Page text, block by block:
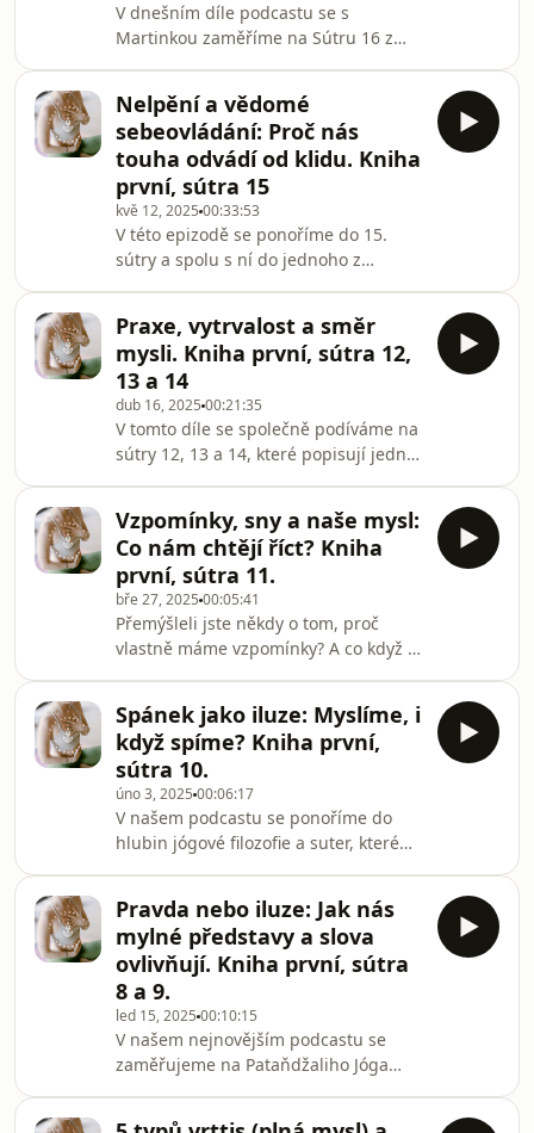
V dnešním díle podcastu se s
Martinkou zaměříme na Sútru 16 z
mysli. Vysvětlíme, co znamená umět
se oprostit od svých tužeb a
vzpomínek, které nás spojují s
minulostí. Jak můžeme trénovat mysl,
aby přestala lpět na věcech, které
nám již neslouží, a jak nám jóga
pomáhá překonávat závislosti na
starých vzorcích?Tento díl přináší ne
Nelpění a vědomé
sebeovládání: Proč nás
touha odvádí od klidu. Kniha
první, sútra 15
kvě 12, 2025 00:33:53
V této epizodě se ponoříme do 15.
sútry a spolu s ní do jednoho z
tom, jak vypadáme na podložce, nebo
na tom, aby nás druzí měli rádi?A jak
nás tohle všechno vzdaluje od
přítomnosti, klidu i radosti?Dozvíte se:
🌿 proč i touha po svobodě může být
poutem🌿 jak rozpoznat sobeckou vs.
nesobeckou touhu🌿 proč i jógová
praxe může být plná oče
Praxe, vytrvalost a směr
mysli. Kniha první, sútra 12,
13 a 14
dub 16, 2025 00:21:35
V tomto díle se společně podíváme na
sútry 12, 13 a 14, které popisují jednu
který nás vede k vnitřnímu poznání.Co
znamená skutečná praxe? Jak ji
uchopit v každodennosti? A co je pro
jogína klíčové při ovládání myšlenek?
Pojďte se zaposlouchat – možná
zjistíte, že ta největší síla je v prosté
vytrvalosti.
Vzpomínky, sny a naše mysl:
Co nám chtějí říct? Kniha
první, sútra 11.
bře 27, 2025 00:05:41
Přemýšleli jste někdy o tom, proč
vlastně máme vzpomínky? A co když i
dnešním dílu podcastu se ponoříme
právě do těchto otázek a společně
budeme odhalovat hlubší smysl
vzpomínek a snění. Krok za krokem se
také blížíme k otázce, která nás
všechny tolik zajímá – jak můžeme
lépe ovládat svou mysl?
Spánek jako iluze: Myslíme, i
když spíme? Kniha první,
sútra 10.
úno 3, 2025 00:06:17
V našem podcastu se ponoříme do
hlubin jógové filozofie a suter, které
rozebíráme 10. sútru Patanjaliho a její
spojitost se spánkem – je spánek
opravdu stavem bez myšlenek, nebo
jde jen o další iluzi naší mysli?
Prozkoumáme, jak funguje vědomí
během spánku, proč je spánková
hygiena tak důležitá a jak sutry
odkrývají fascinující pohle
Pravda nebo iluze: Jak nás
mylné představy a slova
ovlivňují. Kniha první, sútra
8 a 9.
led 15, 2025 00:10:15
V našem nejnovějším podcastu se
zaměřujeme na Pataňdžaliho Jóga